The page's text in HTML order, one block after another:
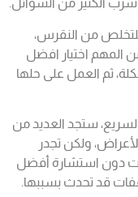
الكثير من السوائل.
من النقرس،
المهم اختيار افضل
ثم العمل على حلها
ستجد العديد من
ولكن تجدر
دون استشارة أفضل
قد تحدث بسببها.